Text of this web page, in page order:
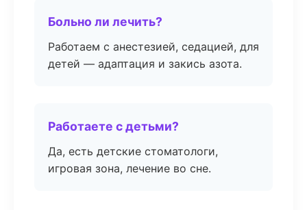
Больно ли лечить?
Работаем с анестезией, седацией, для
детей — адаптация и закись азота.
Работаете с детьми?
Да, есть детские стоматологи,
игровая зона, лечение во сне.